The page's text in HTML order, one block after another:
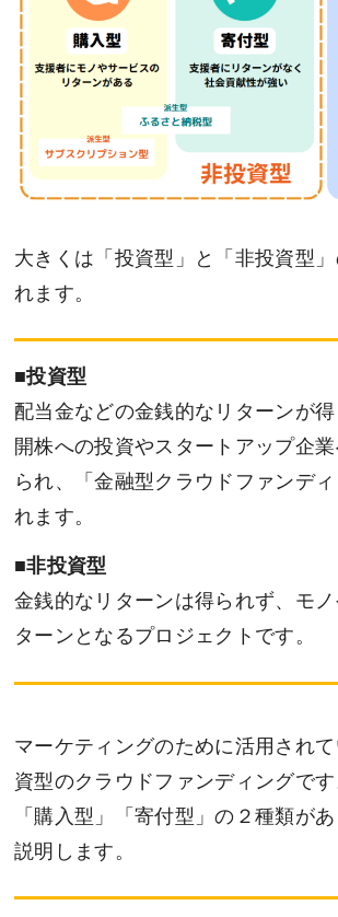
大きくは「投資型」と「非投資型
れます。
■投資型
配当金などの金銭的なリターンが
開株への投資やスタートアップ企
られ、「金融型クラウドファンデ
れます。
■非投資型
金銭的なリターンは得られず、モ
ターンとなるプロジェクトです。
マーケティングのために活用され
資型のクラウドファンディングで
「購入型」「寄付型」の２種類が
説明します。